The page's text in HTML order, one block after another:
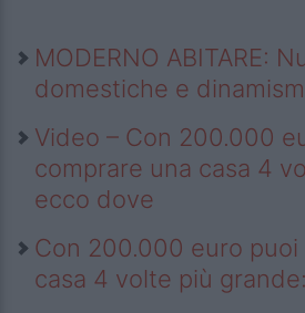
MODERNO ABITARE:
domestiche e
Video – Con 200.000
comprare una casa 4
ecco dove
Con 200.000 euro puoi
casa 4 volte più